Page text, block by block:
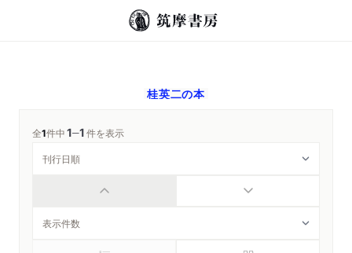
桂英二の本
全1件中1─1件を表示